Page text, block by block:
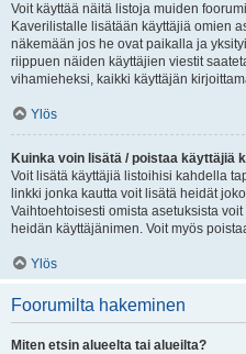
Voit käyttää näitä listoja muiden
Kaverilistalle lisätään käyttäjiä omien
näkemään jos he ovat paikalla ja
riippuen näiden käyttäjien viestit
vihamieheksi, kaikki käyttäjän
Ylös
Kuinka voin lisätä / poistaa käyttäjiä
Voit lisätä käyttäjiä listoihisi kahdella
linkki jonka kautta voit lisätä heidät
Vaihtoehtoisesti omista asetuksista
heidän käyttäjänimen. Voit myös
Ylös
Foorumilta hakeminen
Miten etsin alueelta tai alueilta?